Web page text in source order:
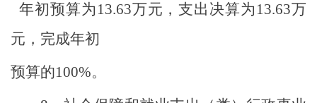
年初预算为 13.63万元，支出决算为 13.63万
元，完成年初
预算的100%。